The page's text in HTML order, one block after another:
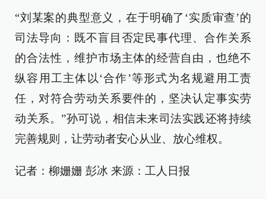
“刘某案的典型意义，在于明确了‘实质审查’的
司法导向：既不盲目否定民事代理、合作关系
的合法性，维护市场主体的经营自由，也绝不
纵容用工主体以‘合作’等形式为名规避用工责
任，对符合劳动关系要件的，坚决认定事实劳
动关系。”孙可说，相信未来司法实践还将持续
完善规则，让劳动者安心从业、放心维权。
记者：柳姗姗 彭冰 来源：工人日报